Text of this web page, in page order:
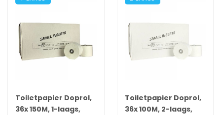
Toiletpapier Doprol,
36x 150M, 1-laags,
Toiletpapier Doprol,
36x 100M, 2-laags,